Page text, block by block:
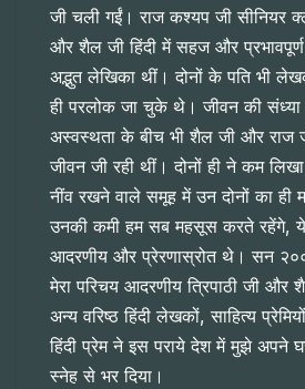
जी चली गईं। राज कश्यप जी सीनियर
और शैल जी हिंदी में सहज और
अद्भुत लेखिका थीं। दोनों के पति भी
ही परलोक जा चुके थे। जीवन की
अस्वस्थता के बीच भी शैल जी और राज
जीवन जी रही थीं। दोनों ही ने कम
नींव रखने वाले समूह में उन दोनों का ही
उनकी कमी हम सब महसूस करते रहेंगे, ये
आदरणीय और प्रेरणास्रोत थे। सन
मेरा परिचय आदरणीय त्रिपाठी जी और
अन्य वरिष्ठ हिंदी लेखकों, साहित्य
हिंदी प्रेम ने इस पराये देश में मुझे अपने
स्नेह से भर दिया।